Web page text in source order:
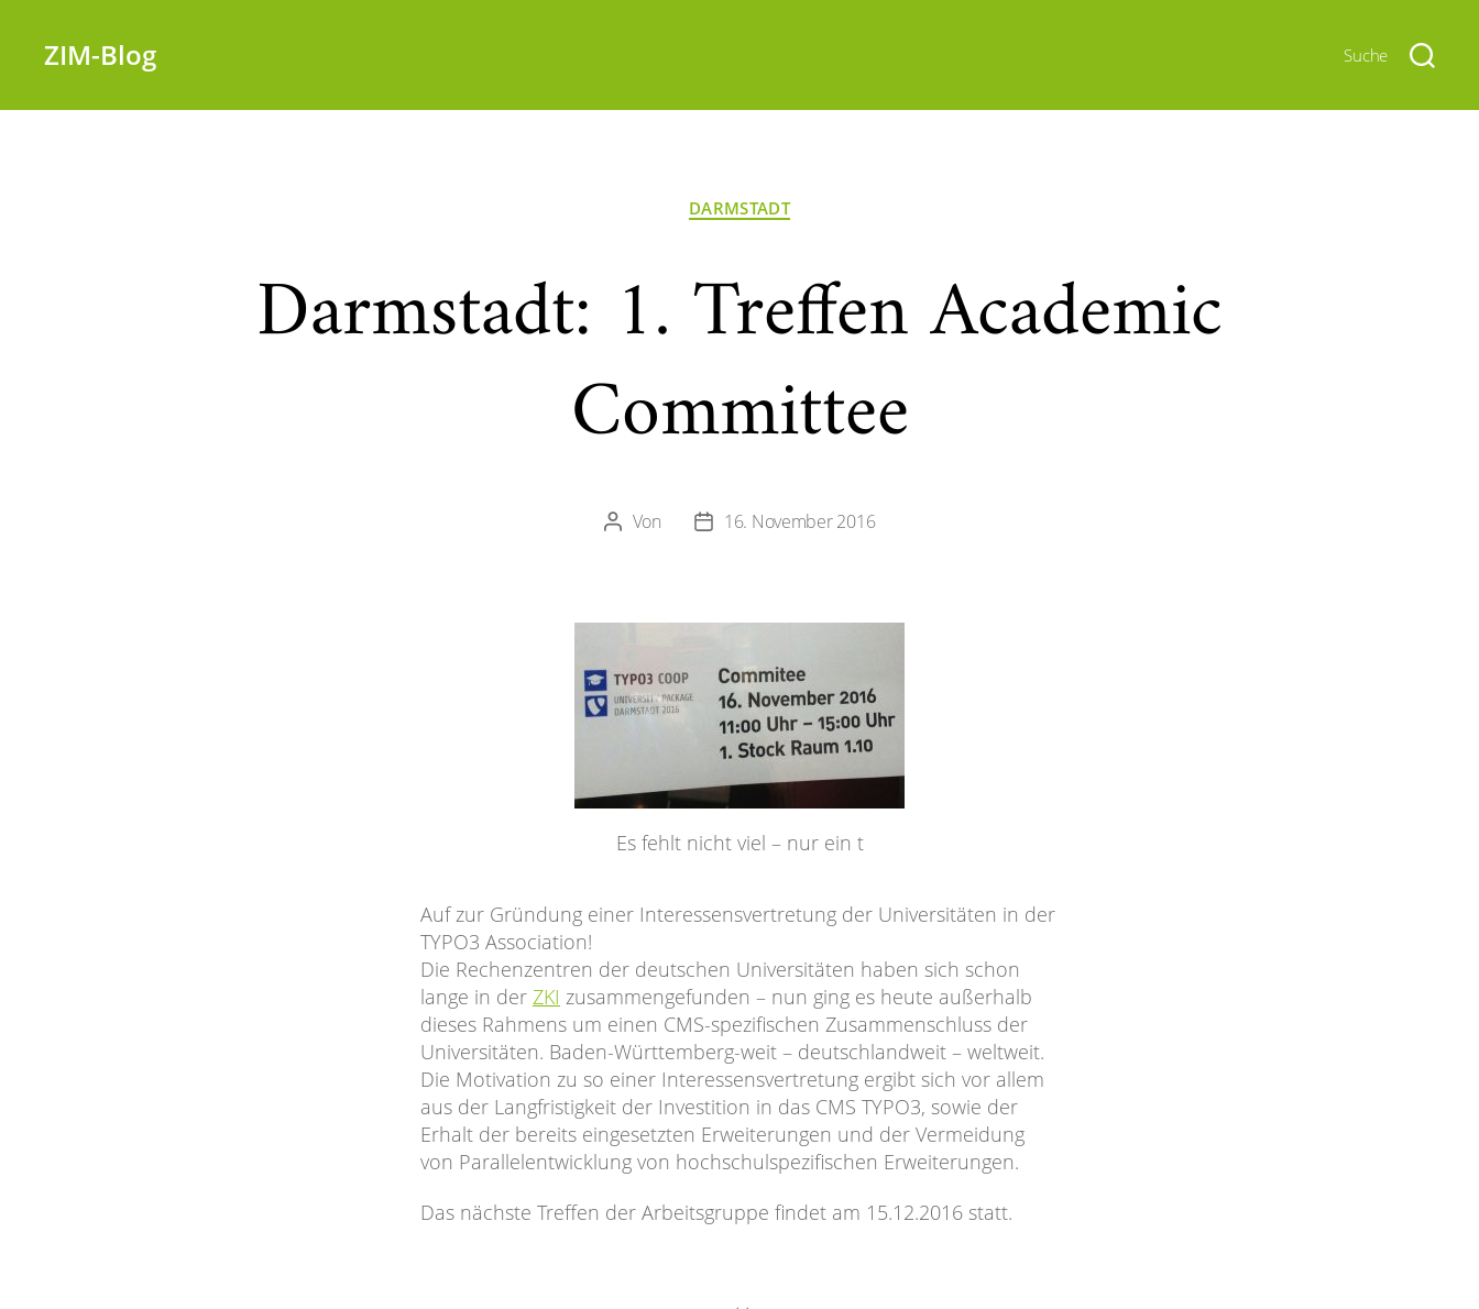
ZIM-Blog Suche
Kategorien
DARMSTADT
Darmstadt: 1. Treffen Academic
Committee
Beitragsautor
Von Veröffentlichungsdatum
16. November 2016
Es fehlt nicht viel – nur ein t
Auf zur Gründung einer Interessensvertretung der Universitäten in der
TYPO3 Association!
Die Rechenzentren der deutschen Universitäten haben sich schon
lange in der ZKI zusammengefunden – nun ging es heute außerhalb
dieses Rahmens um einen CMS-spezifischen Zusammenschluss der
Universitäten. Baden-Württemberg-weit – deutschlandweit – weltweit.
Die Motivation zu so einer Interessensvertretung ergibt sich vor allem
aus der Langfristigkeit der Investition in das CMS TYPO3, sowie der
Erhalt der bereits eingesetzten Erweiterungen und der Vermeidung
von Parallelentwicklung von hochschulspezifischen Erweiterungen.
Das nächste Treffen der Arbeitsgruppe findet am 15.12.2016 statt.